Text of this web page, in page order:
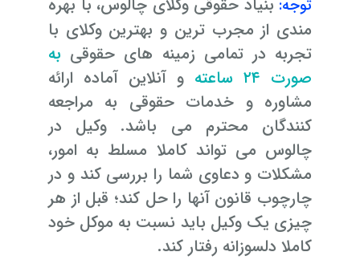
توجه: بنیاد حقوقی وکلای چالوس، با بهره
مندی از مجرب ترین و بهترین وکلای با
تجربه در تمامی زمینه های حقوقی به
صورت ۲۴ ساعته
و آنلاین آماده ارائه
مشاوره و خدمات حقوقی به مراجعه
کنندگان محترم می باشد. وکیل در
چالوس می تواند کاملا مسلط به امور،
مشکلات و دعاوی شما را بررسی کند و در
چارچوب قانون آنها را حل کند؛ قبل از هر
چیزی یک وکیل باید نسبت به موکل خود
کاملا دلسوزانه رفتار کند.